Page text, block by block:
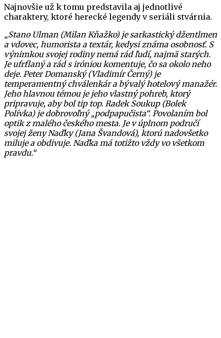
Najnovšie už k tomu predstavila aj jednotlivé
charaktery, ktoré herecké legendy v seriáli stvárnia.
„Stano Ulman (Milan Kňažko) je sarkastický džentlmen
a vdovec, humorista a textár, kedysi známa osobnosť. S
výnimkou svojej rodiny nemá rád ľudí, najmä starých.
Je ufrflaný a rád s iróniou komentuje, čo sa okolo neho
deje. Peter Domanský (Vladimír Černý) je
temperamentný chválenkár a bývalý hotelový manažér.
Jeho hlavnou témou je jeho vlastný pohreb, ktorý
pripravuje, aby bol tip top. Radek Soukup (Bolek
Polívka) je dobrovoľný „podpapučista“. Povolaním bol
optik z malého českého mesta. Je v úplnom područí
svojej ženy Naďky (Jana Švandová), ktorú nadovšetko
miluje a obdivuje. Naďka má totižto vždy vo všetkom
pravdu.“